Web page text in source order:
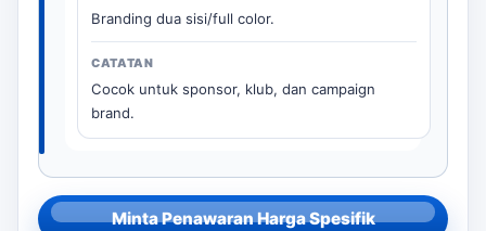
Branding dua sisi/full color.
Cocok untuk sponsor, klub, dan campaign
brand.
Minta Penawaran Harga Spesifik